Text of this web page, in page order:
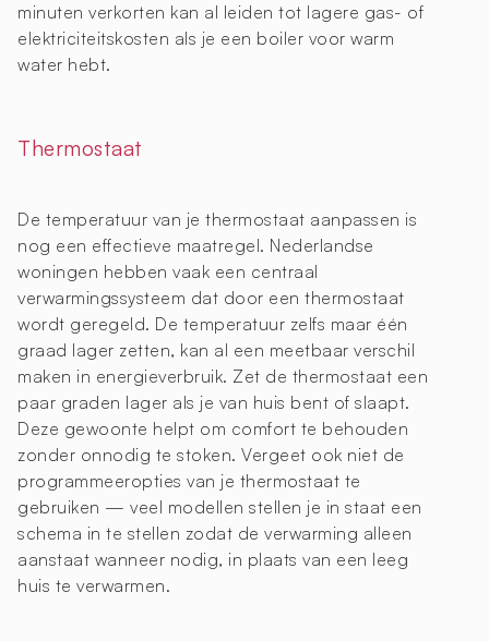
minuten verkorten kan al leiden tot lagere gas- of
elektriciteitskosten als je een boiler voor warm
water hebt.
Thermostaat
De temperatuur van je thermostaat aanpassen is
nog een effectieve maatregel. Nederlandse
woningen hebben vaak een centraal
verwarmingssysteem dat door een thermostaat
wordt geregeld. De temperatuur zelfs maar één
graad lager zetten, kan al een meetbaar verschil
maken in energieverbruik. Zet de thermostaat een
paar graden lager als je van huis bent of slaapt.
Deze gewoonte helpt om comfort te behouden
zonder onnodig te stoken. Vergeet ook niet de
programmeeropties van je thermostaat te
gebruiken — veel modellen stellen je in staat een
schema in te stellen zodat de verwarming alleen
aanstaat wanneer nodig, in plaats van een leeg
huis te verwarmen.